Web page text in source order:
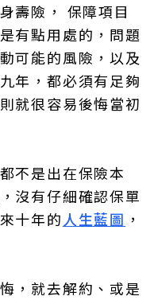
壽險， 保障項目
有點用處的，問題
可能的風險，以及
年，都必須有足夠
就很容易後悔當初
不是出在保險本
沒有仔細確認保單
十年的 人生藍圖 ，
，就去解約、或是